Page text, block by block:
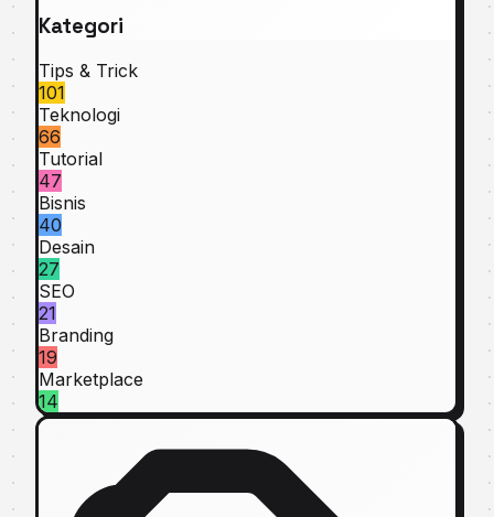
Kategori
Tips & Trick
101
Teknologi
66
Tutorial
47
Bisnis
40
Desain
27
SEO
21
Branding
19
Marketplace
14